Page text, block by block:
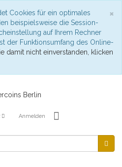
×
Cookies für ein optimales
beispielsweise die Session-
auf Ihrem Rechner
der Funktionsumfang des Online-
damit nicht einverstanden, klicken
Anmelden